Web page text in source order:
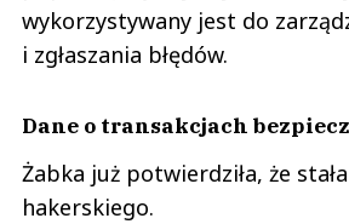
wykorzystywany jest do
i zgłaszania błędów.
Dane o transakcjach
Żabka już potwierdziła, że
hakerskiego.